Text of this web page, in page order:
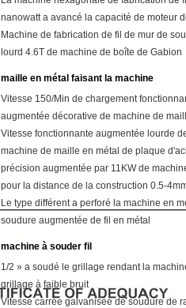
nanowatt a avancé la capacité de moteur
2.2KW
Machine de fabrication de fil de mur de
lourd 4.6T de machine de boîte de Gabion
maille en métal faisant la machine
Vitesse 150/Min de chargement
augmentée décorative de machine de
Vitesse fonctionnante augmentée lourde
machine de maille en métal de plaque
précision augmentée par 11KW de
pour la distance de la construction 0.5-
Le type différent a perforé la machine en
soudure augmentée de fil en métal
machine à souder fil
1/2 » a soudé le grillage rendant la
grillage à faible bruit
Vitesse carrée galvanisée de soudure de